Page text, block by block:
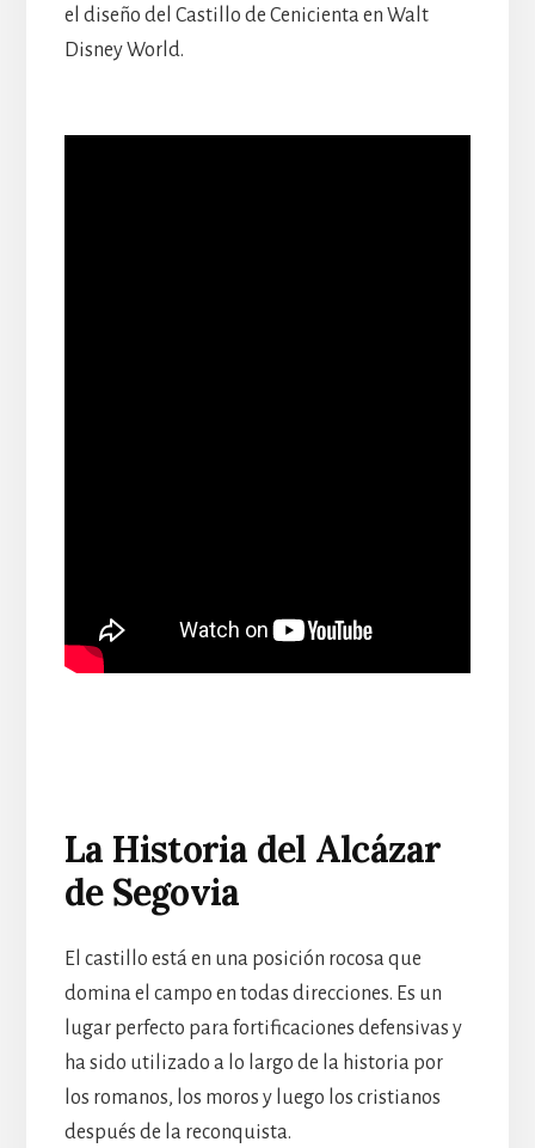
el diseño del Castillo de Cenicienta en Walt
Disney World.
La Historia del Alcázar
de Segovia
El castillo está en una posición rocosa que
domina el campo en todas direcciones. Es un
lugar perfecto para fortificaciones defensivas y
ha sido utilizado a lo largo de la historia por
los romanos, los moros y luego los cristianos
después de la reconquista.